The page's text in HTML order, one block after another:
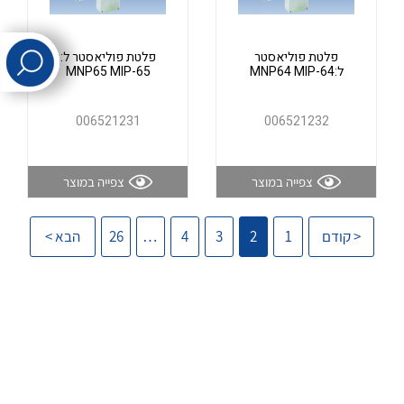
לכל מוצרי היצרן לכל מוצרי היצרן
לכל מוצרי היצרן לכל מוצרי היצרן
פלטת פוליאסטר
ל:MNP64 MIP-64
006521232
צפייה במוצר
פלטת פוליאסטר ל:
MNP65 MIP-65
006521231
צפייה במוצר
< קודם 1
2
3
4
…
26 הבא >